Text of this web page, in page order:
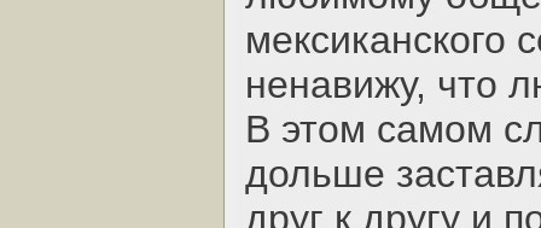
мексиканского
ненавижу, что
В этом самом
дольше
друг к другу и